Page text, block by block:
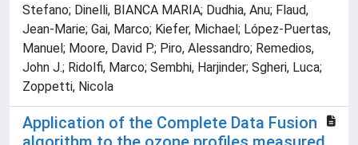
Stefano; Dinelli, BIANCA MARIA; Dudhia, Anu; Flaud,
Jean-Marie; Gai, Marco; Kiefer, Michael; López-Puertas,
Manuel; Moore, David P.; Piro, Alessandro; Remedios,
John J.; Ridolfi, Marco; Sembhi, Harjinder; Sgheri, Luca;
Zoppetti, Nicola
Application of the Complete Data Fusion